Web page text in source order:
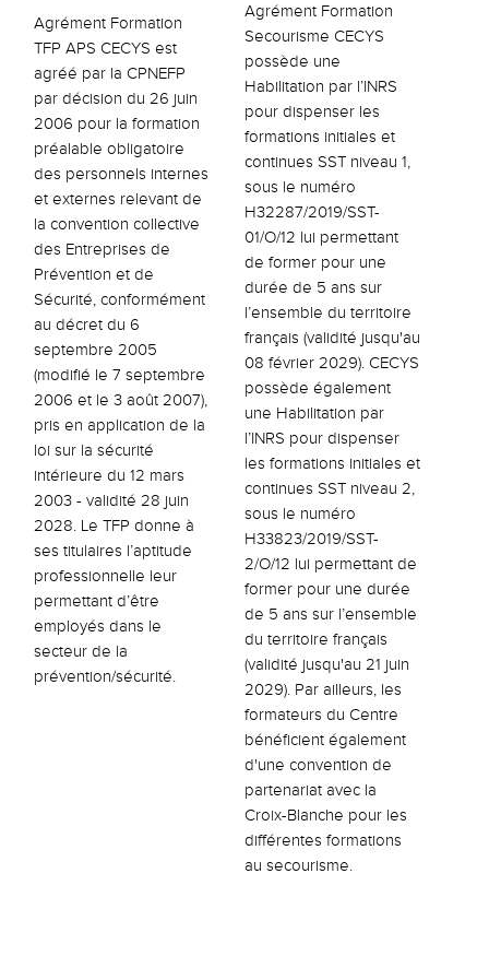
Agrément Formation
TFP APS CECYS est
agréé par la CPNEFP
par décision du 26 juin
2006 pour la formation
préalable obligatoire
des personnels internes
et externes relevant de
la convention collective
des Entreprises de
Prévention et de
Sécurité, conformément
au décret du 6
septembre 2005
(modifié le 7 septembre
2006 et le 3 août 2007),
pris en application de la
loi sur la sécurité
intérieure du 12 mars
2003 - validité 28 juin
2028. Le TFP donne à
ses titulaires l’aptitude
professionnelle leur
permettant d’être
employés dans le
secteur de la
prévention/sécurité.
Agrément Formation
Secourisme CECYS
possède une
Habilitation par l’INRS
pour dispenser les
formations initiales et
continues SST niveau 1,
sous le numéro
H32287/2019/SST-
01/O/12 lui permettant
de former pour une
durée de 5 ans sur
l’ensemble du territoire
français (validité jusqu'au
08 février 2029). CECYS
possède également
une Habilitation par
l’INRS pour dispenser
les formations initiales et
continues SST niveau 2,
sous le numéro
H33823/2019/SST-
2/O/12 lui permettant de
former pour une durée
de 5 ans sur l’ensemble
du territoire français
(validité jusqu'au 21 juin
2029). Par ailleurs, les
formateurs du Centre
bénéficient également
d'une convention de
partenariat avec la
Croix-Blanche pour les
différentes formations
au secourisme.